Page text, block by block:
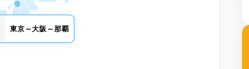
東京～大阪～那覇